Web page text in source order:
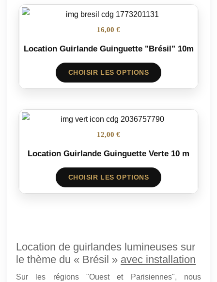
16,00 €
Location Guirlande Guinguette "Brésil" 10m
CHOISIR LES OPTIONS
12,00 €
Location Guirlande Guinguette Verte 10 m
CHOISIR LES OPTIONS
Location de guirlandes lumineuses sur
le thème du « Brésil » avec installation
Sur les régions "Ouest et Parisiennes", nous